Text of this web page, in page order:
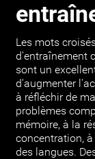
Les mots
d'entraînement
sont un
d'augmenter
à réfléchir de
problèmes
mémoire, à la
concentration,
des langues.